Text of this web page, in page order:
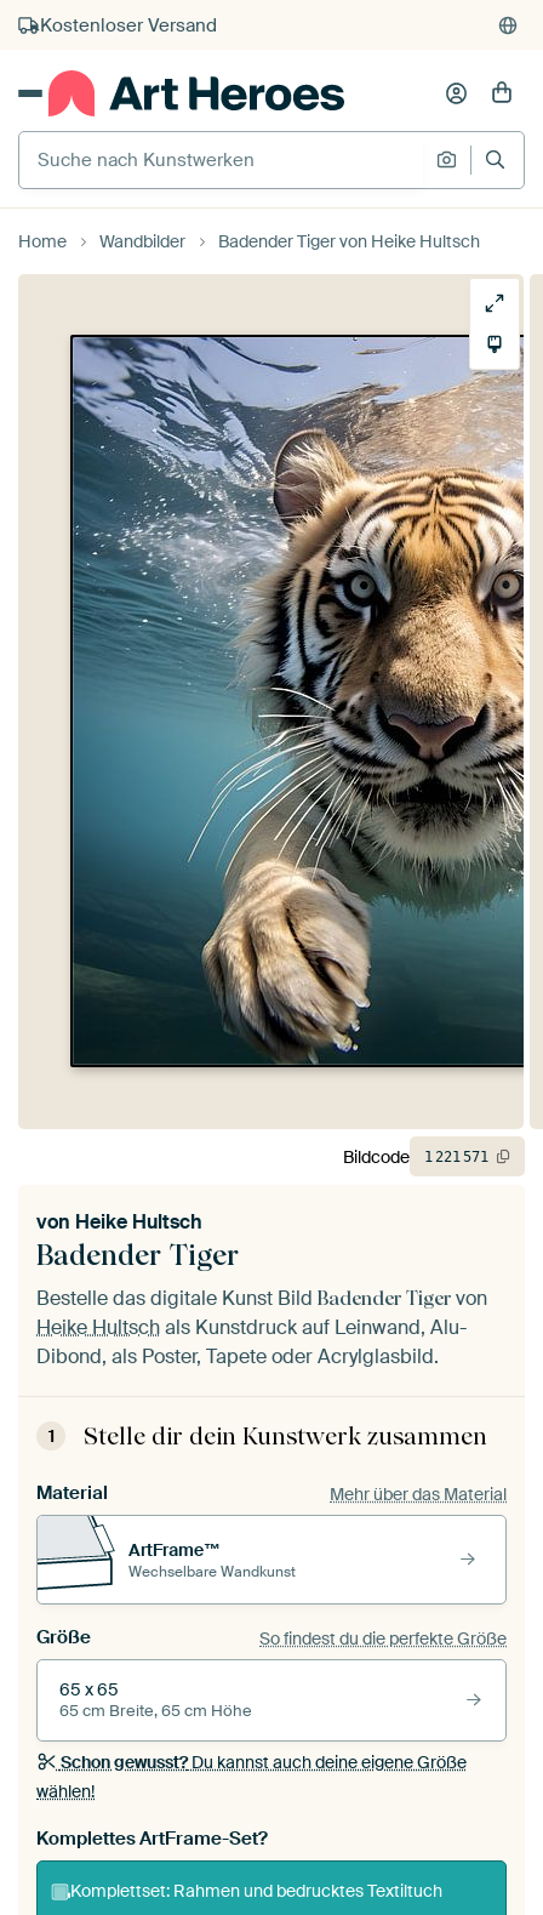
Kauf auf Rechnung
Individueller Druck auf Bestellung
Suche nach Kunstwerken
Suche
Home Wandbilder Badender Tiger von Heike Hultsch
Badender Tiger
von Heike Hultsch
Bestelle das digitale Kunst Bild Badender Tiger von
Heike Hultschals Kunstdruck auf Leinwand, Alu-
Dibond, als Poster, Tapete oder Acrylglasbild.
1 Stelle dir dein Kunstwerk zusammen
Material Mehr über das Material
ArtFrame™
Wechselbare Wandkunst
Größe So findest du die perfekte Größe
65 x 65
65 cm Breite, 65 cm Höhe
Schon gewusst?Du kannst auch deine eigene Größe
wählen!
Komplettes ArtFrame-Set?
Komplettset: Rahmen und bedrucktes Textiltuch
Bildcode 1221571